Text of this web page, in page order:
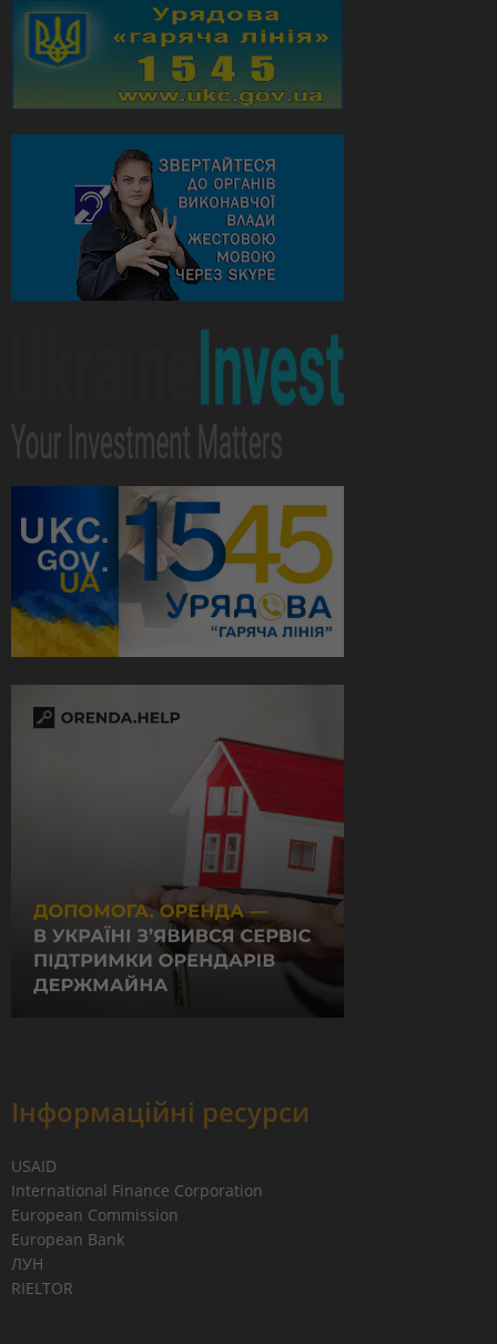
Інформаційні ресурси
USAID
International Finance Corporation
European Commission
European Bank
ЛУН
RIELTOR